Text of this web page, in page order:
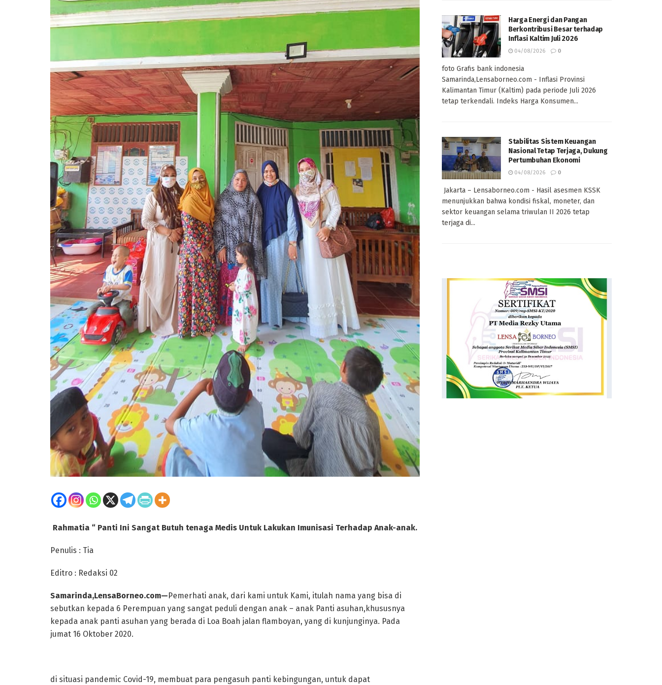
Rahmatia “ Panti Ini Sangat Butuh tenaga Medis Untuk Lakukan Imunisasi Terhadap Anak-anak.
Penulis : Tia
Editro : Redaksi 02
Samarinda,LensaBorneo.com—Pemerhati anak, dari kami untuk Kami, itulah nama yang bisa di
sebutkan kepada 6 Perempuan yang sangat peduli dengan anak – anak Panti asuhan,khususnya
kepada anak panti asuhan yang berada di Loa Boah jalan flamboyan, yang di kunjunginya. Pada
jumat 16 Oktober 2020.
di situasi pandemic Covid-19, membuat para pengasuh panti kebingungan, untuk dapat
Harga Energi dan Pangan
Berkontribusi Besar terhadap
Inflasi Kaltim Juli 2026
04/08/2026 0
foto Grafis bank indonesia
Samarinda,Lensaborneo.com - Inflasi Provinsi
Kalimantan Timur (Kaltim) pada periode Juli 2026
tetap terkendali. Indeks Harga Konsumen...
Stabilitas Sistem Keuangan
Nasional Tetap Terjaga, Dukung
Pertumbuhan Ekonomi
04/08/2026 0
Jakarta – Lensaborneo.com - Hasil asesmen KSSK
menunjukkan bahwa kondisi fiskal, moneter, dan
sektor keuangan selama triwulan II 2026 tetap
terjaga di...